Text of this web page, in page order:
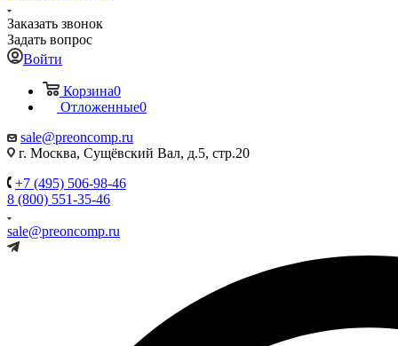
Заказать звонок
Задать вопрос
Войти
Корзина0
Отложенные0
sale@preoncomp.ru
г. Москва, Сущёвский Вал, д.5, стр.20
+7 (495) 506-98-46
8 (800) 551-35-46
sale@preoncomp.ru